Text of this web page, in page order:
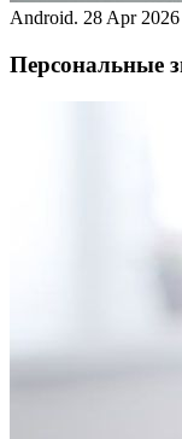
Android. 28 Apr 2026
Персональные